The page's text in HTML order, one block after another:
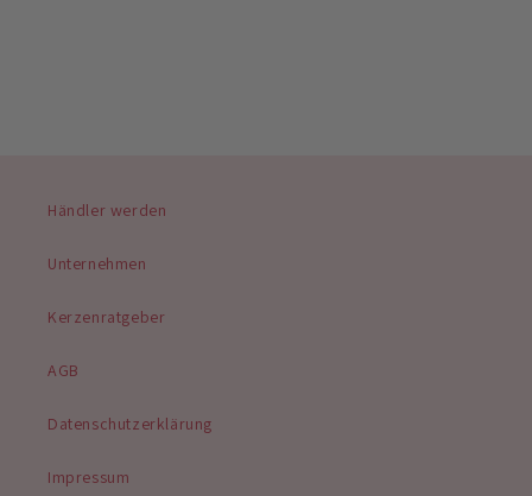
Händler werden
Unternehmen
Kerzenratgeber
AGB
Datenschutzerklärung
Impressum